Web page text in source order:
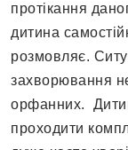
протікання
дитина
розмовляє.
захворювання
орфанних.
проходити